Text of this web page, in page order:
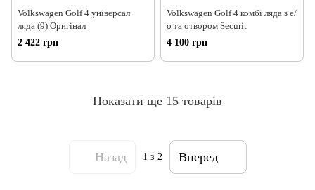
Volkswagen Golf 4 універсал
ляда (9) Оригінал
2 422 грн
Volkswagen Golf 4 комбі ляда з е/
о та отвором Securit
4 100 грн
Показати ще 15 товарів
Назад 1 з 2 Вперед